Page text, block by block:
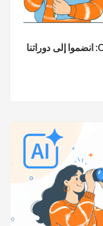
العودة إلى المدرسة مع ONLYOFFICE: انضموا إلى دوراتنا